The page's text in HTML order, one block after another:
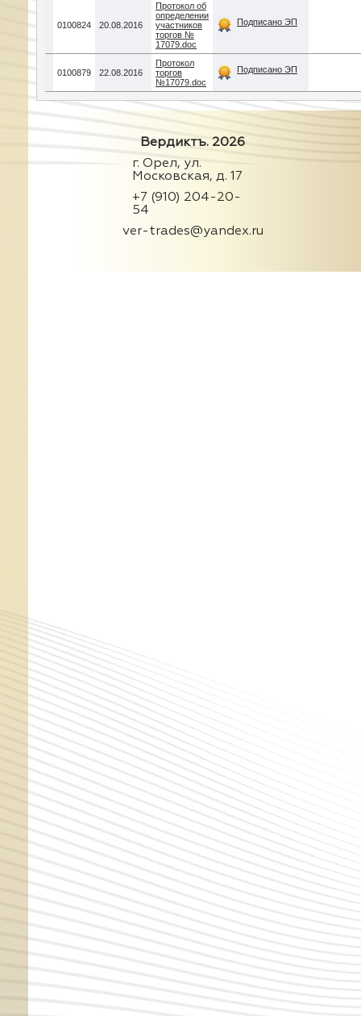
0100824 20.08.2016
Протокол об
определении
участников
торгов №
17079.doc
Подписано ЭП
0100879 22.08.2016
Протокол
торгов
№17079.doc
Подписано ЭП
Вердиктъ. 2026
г. Орел, ул.
Московская, д. 17
+7 (910) 204-20-
54
ver-trades@yandex.ru